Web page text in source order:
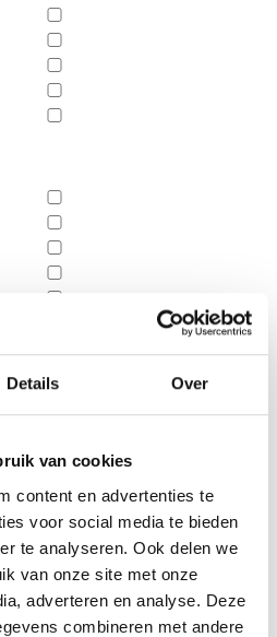
Details Over
van cookies
content en advertenties te
voor social media te bieden
te analyseren. Ook delen we
van onze site met onze
adverteren en analyse. Deze
combineren met andere
getagd met
paar Tabi sokken